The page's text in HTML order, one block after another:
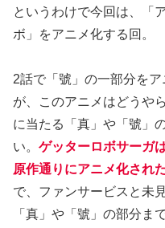
というわけで今回は、「
ボ」をアニメ化する回。
2話で「號」の一部分を
が、このアニメはどうや
に当たる「真」や「號」
い。 ゲッターロボサーガ
原作通りにアニメ化され
で、ファンサービスと未
「真」や「號」の部分ま